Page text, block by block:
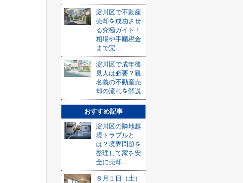
淀川区で不動産
売却を成功させ
る究極ガイド！
相場や手順税金
まで完...
淀川区で成年後
見人は必要？親
名義の不動産売
却の流れを解説
おすすめ記事
淀川区の隣地越
境トラブルと
は？境界問題を
整理して家を安
全に売却...
８月１日（土）